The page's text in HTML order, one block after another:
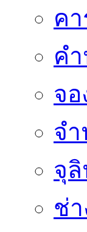
ค
ค
จ
จำ
จุ
ช่า